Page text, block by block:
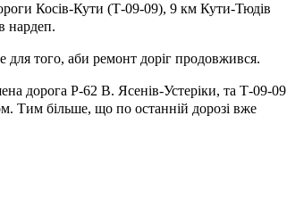
Косів-Кути (Т-09-09), 9 км Кути-Тюдів
нардеп.
для того, аби ремонт доріг продовжився.
дорога Р-62 В. Ясенів-Устеріки, та Т-09-09
Тим більше, що по останній дорозі вже